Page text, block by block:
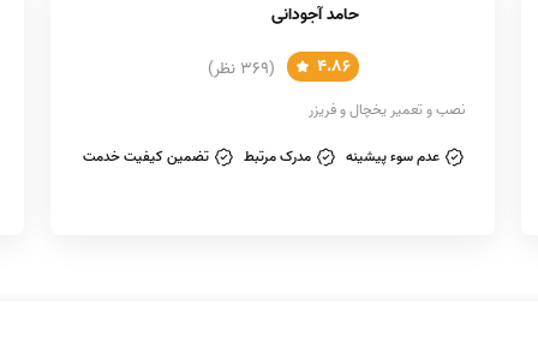
یخچال شما را بر عهده دارد. چرخش فن را بررسی کنید تا مطمئن
ال جی بخواهید موتور را تعویض کنید.
دلیل خرابی تیغه‌های فن، موتور فن اواپراتور یا کندانسور،
حامد آجودانی
4.86
(369 نظر)
نصب و تعمیر یخچال و فریزر
عدم سوء پیشینه مدرک مرتبط تضمین کیفیت خدمت